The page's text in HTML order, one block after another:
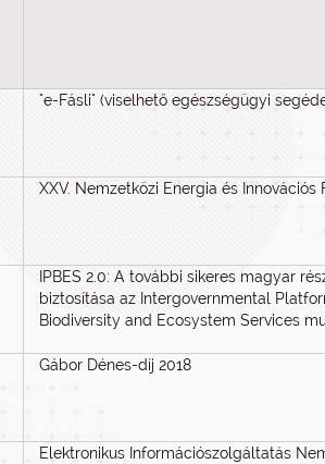
"e-Fásli" (viselhető egészségügyi
XXV. Nemzetközi Energia és Innovációs
IPBES 2.0: A további sikeres magyar
biztosítása az Intergovernmental
Biodiversity and Ecosystem Services
Gábor Dénes-díj 2018
Elektronikus Információszolgáltatás